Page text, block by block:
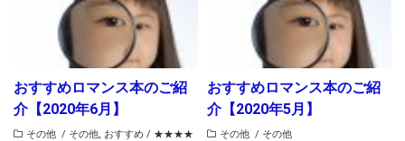
おすすめロマンス本のご紹
介【2020年6月】
その他 / その他, おすすめ / ★★★★
おすすめロマンス本のご紹
介【2020年5月】
その他 / その他